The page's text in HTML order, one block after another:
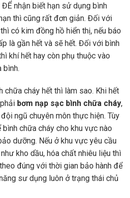
nhận biết hạn sử dụng bình
thì cũng rất đơn giản. Đối với
có kim đồng hồ hiển thị, nếu báo
là gần hết và sẽ hết. Đối với bình
khí hết hay còn phụ thuộc vào
bình.
chữa cháy hết thì làm sao. Khi hết
bơm nạp sạc bình chữa cháy,
ngũ chuyên môn thực hiện. Tùy
chữa cháy cho khu vực nào
dưỡng. Nếu ở khu vực yêu cầu
kho dầu, hóa chất nhiêu liệu thì
đúng với thời gian bảo hành để
sư dụng luôn ở trạng thái chủ